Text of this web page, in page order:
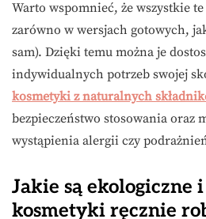
Warto wspomnieć, że wszystkie
zarówno w wersjach gotowych,
sam). Dzięki temu można je
indywidualnych potrzeb swojej
kosmetyki z naturalnych
bezpieczeństwo stosowania oraz
wystąpienia alergii czy
Jakie są ekologiczne
kosmetyki ręcznie